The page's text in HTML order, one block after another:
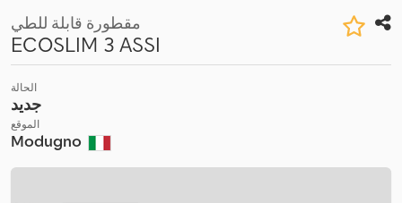
مقطورة قابلة للطي
ECOSLIM 3 ASSI
الحالة
جديد
الموقع
Modugno